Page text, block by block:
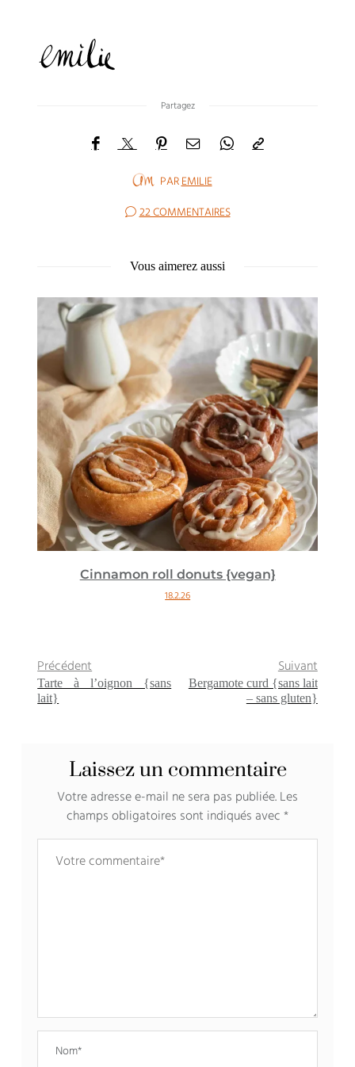
Partagez
PAREMILIE
22 COMMENTAIRES
Vous aimerez aussi
Cinnamon roll donuts {vegan}
18.2.26
Précédent
Tarte à l’oignon {sans
lait}
Suivant
Bergamote curd {sans lait
– sans gluten}
Laissez un commentaire
Votre adresse e-mail ne sera pas publiée.Les
champs obligatoires sont indiqués avec*